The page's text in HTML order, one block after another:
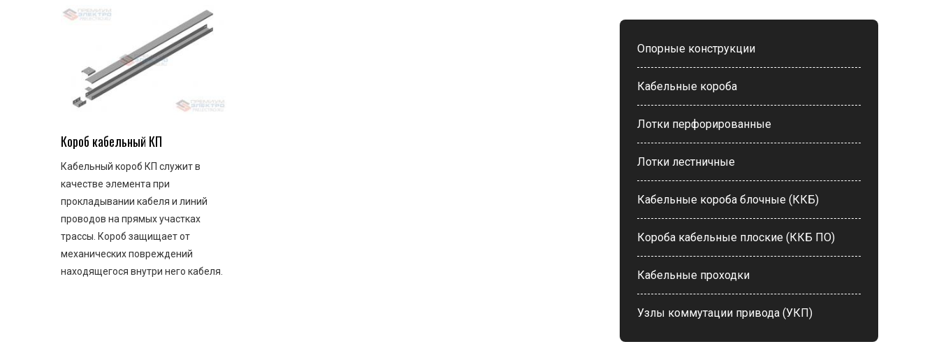
Короб кабельный КП
Кабельный короб КП служит в
качестве элемента при
прокладывании кабеля и линий
проводов на прямых участках
трассы. Короб защищает от
механических повреждений
находящегося внутри него кабеля.
Опорные конструкции
Кабельные короба
Лотки перфорированные
Лотки лестничные
Кабельные короба блочные (ККБ)
Короба кабельные плоские (ККБ ПО)
Кабельные проходки
Узлы коммутации привода (УКП)